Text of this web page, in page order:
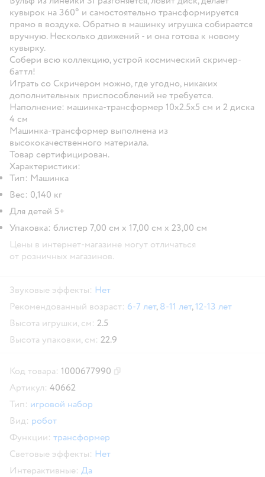
кувырок на 360° и самостоятельно трансформируется
прямо в воздухе. Обратно в машинку игрушка собирается
вручную. Несколько движений - и она готова к новому
кувырку.
Собери всю коллекцию, устрой космический скричер-
баттл!
Играть со Скричером можно, где угодно, никаких
дополнительных приспособлений не требуется.
Наполнение: машинка-трансформер 10х2.5х5 см и 2 диска
4 см
Машинка-трансформер выполнена из
высококачественного материала.
Товар сертифицирован.
Характеристики:
Тип: Машинка
Вес: 0,140 кг
Для детей 5+
Упаковка: блистер 7,00 см х 17,00 см х 23,00 см
Цены в интернет-магазине могут отличаться
от розничных магазинов.
Звуковые эффекты: Нет
Рекомендованный возраст: 6-7 лет, 8-11 лет,12-13 лет
Высота игрушки, см: 2.5
Высота упаковки, см: 22.9
Код товара: 1000677990
Артикул: 40662
Тип: игровой набор
Вид: робот
Функции: трансформер
Световые эффекты: Нет
Интерактивные: Да